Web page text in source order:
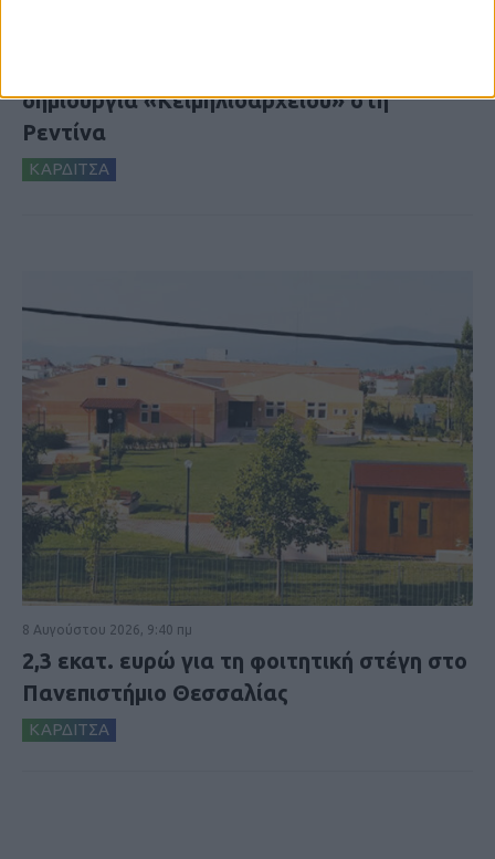
δημιουργία «Κειμηλιοαρχείου» στη
Ρεντίνα
ΚΑΡΔΙΤΣΑ
8 Αυγούστου 2026, 9:40 πμ
2,3 εκατ. ευρώ για τη φοιτητική στέγη στο
Πανεπιστήμιο Θεσσαλίας
ΚΑΡΔΙΤΣΑ